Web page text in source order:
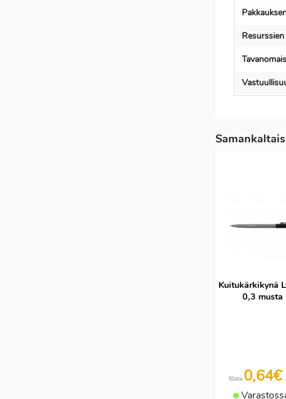
Kuitukärkikynä
0,3 musta
Hinta 0,64€